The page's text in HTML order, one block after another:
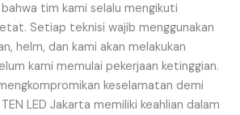
tim kami selalu mengikuti
Setiap teknisi wajib menggunakan
helm, dan kami akan melakukan
kami memulai pekerjaan ketinggian.
keselamatan demi
LED Jakarta memiliki keahlian dalam